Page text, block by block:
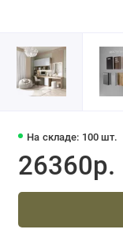
На складе: 100 шт.
26360р.